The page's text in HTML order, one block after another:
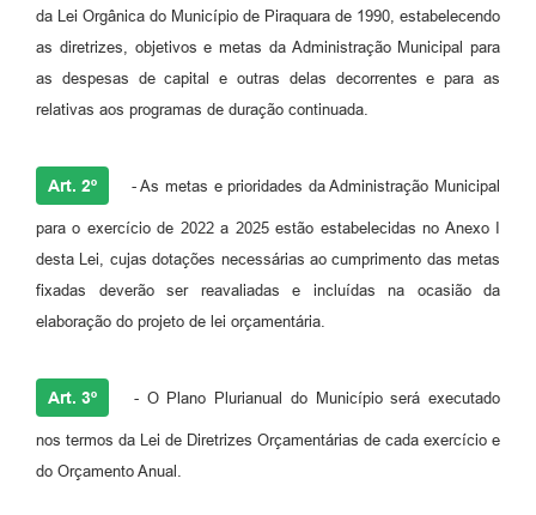
da Lei Orgânica do Município de Piraquara de 1990, estabelecendo
as diretrizes, objetivos e metas da Administração Municipal para
as despesas de capital e outras delas decorrentes e para as
relativas aos programas de duração continuada.
Art. 2º - As metas e prioridades da Administração Municipal
para o exercício de 2022 a 2025 estão estabelecidas no Anexo I
desta Lei, cujas dotações necessárias ao cumprimento das metas
fixadas deverão ser reavaliadas e incluídas na ocasião da
elaboração do projeto de lei orçamentária.
Art. 3º - O Plano Plurianual do Município será executado
nos termos da Lei de Diretrizes Orçamentárias de cada exercício e
do Orçamento Anual.